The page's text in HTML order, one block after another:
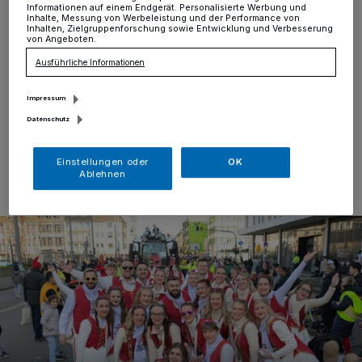
Krefeld·Heute zog der Rosenmontagszug durch
Krefeld. Es wurden 230.000 Besucherinnen und
Besucher gemeldet. Wir haben die Bilder.
Informationen auf einem Endgerät. Personalisierte Werbung und
Inhalte, Messung von Werbeleistung und der Performance von
Inhalten, Zielgruppenforschung sowie Entwicklung und Verbesserung
von Angeboten.
Ausführliche Informationen
Impressum
Datenschutz
Einstellungen oder
Ablehnen
OK